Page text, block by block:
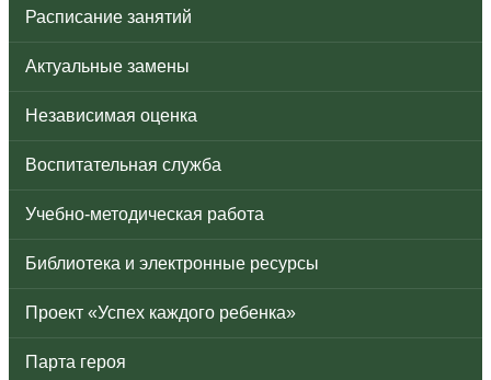
Расписание занятий
Актуальные замены
Независимая оценка
Воспитательная служба
Учебно-методическая работа
Библиотека и электронные ресурсы
Проект «Успех каждого ребенка»
Парта героя